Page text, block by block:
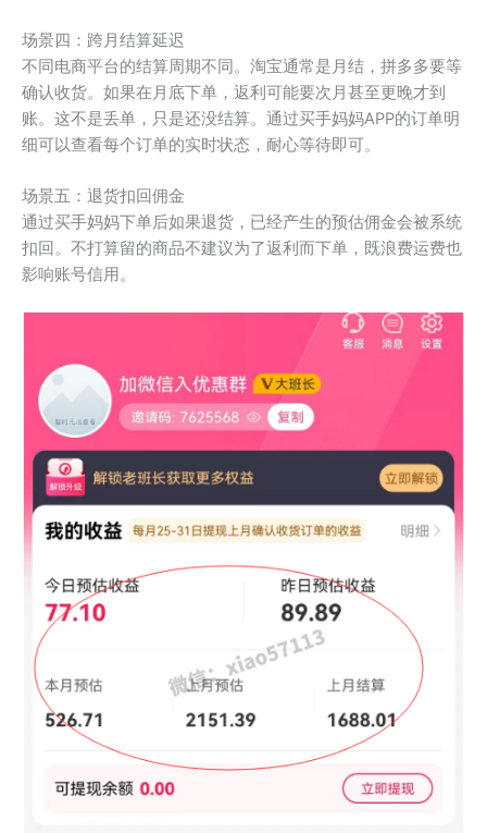
场景四：跨月结算延迟
不同电商平台的结算周期不同。淘宝通常是月结，拼多多要等
确认收货。如果在月底下单，返利可能要次月甚至更晚才到
账。这不是丢单，只是还没结算。通过买手妈妈APP的订单明
细可以查看每个订单的实时状态，耐心等待即可。
场景五：退货扣回佣金
通过买手妈妈下单后如果退货，已经产生的预估佣金会被系统
扣回。不打算留的商品不建议为了返利而下单，既浪费运费也
影响账号信用。